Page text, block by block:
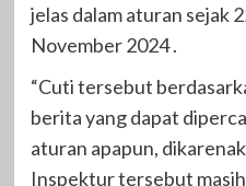
jelas dalam aturan sejak
November 2024 .
“Cuti tersebut
berita yang dapat
aturan apapun,
Inspektur tersebut